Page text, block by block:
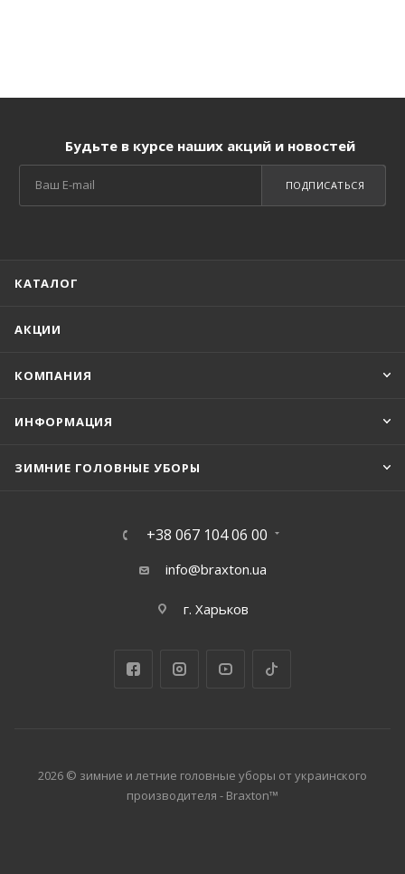
Будьте в курсе наших акций и новостей
ПОДПИСАТЬСЯ
КАТАЛОГ
АКЦИИ
КОМПАНИЯ
ИНФОРМАЦИЯ
ЗИМНИЕ ГОЛОВНЫЕ УБОРЫ
+38 067 104 06 00
info@braxton.ua
г. Харьков
2026 © зимние и летние головные уборы от украинского
производителя - Braxton™